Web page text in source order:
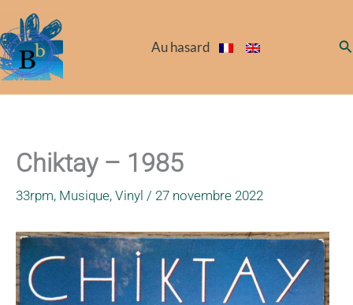
au
contenu
Au hasard
Chiktay – 1985
33rpm, Musique, Vinyl / 27 novembre 2022